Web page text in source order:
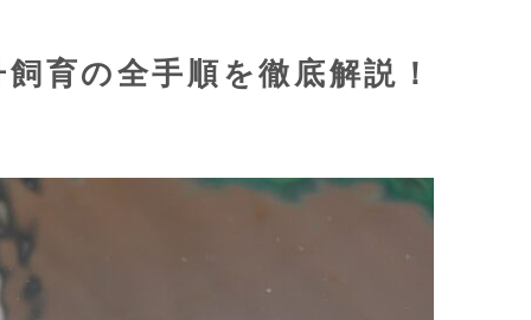
育の全手順を徹底解説！